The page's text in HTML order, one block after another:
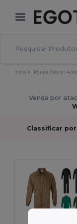
× App
Melhores
Início Roupa Básica |
Venda por
Classificar por